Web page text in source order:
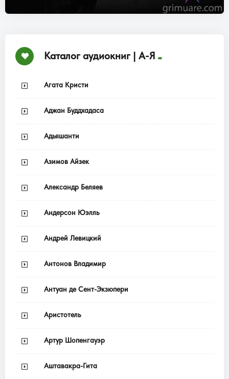
Каталог аудиокниг | А-Я
Агата Кристи
Аджан Буддхадаса
Адьяшанти
Азимов Айзек
Александр Беляев
Андерсон Юэлль
Андрей Левицкий
Антонов Владимир
Антуан де Сент-Экзюпери
Аристотель
Артур Шопенгауэр
Аштавакра-Гита